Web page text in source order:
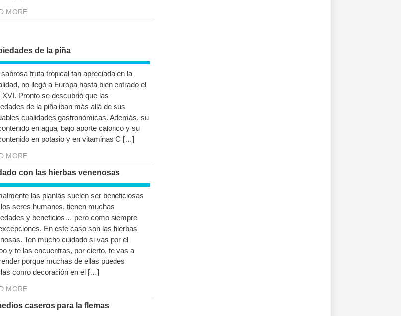
MORE
de la piña
fruta tropical tan apreciada en la
no llegó a Europa hasta bien entrado el
XVI. Pronto se descubrió que las
de la piña iban más allá de sus
cualidades gastronómicas. Además, su
en agua, bajo aporte calórico y su
en potasio y en vitaminas C […]
MORE
con las hierbas venenosas
las plantas suelen ser beneficiosas
los seres humanos, tienen muchas
y beneficios… pero como siempre
En este caso son las hierbas
Ten mucho cuidado si vas por el
y te las encuentras, por cierto, te vas a
porque muchas de ellas puedes
como decoración en el […]
MORE
caseros para la flemas